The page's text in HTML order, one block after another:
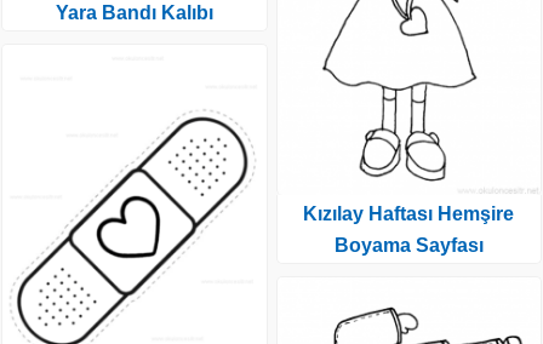
Yara Bandı Kalıbı
Kızılay Haftası Hemşire
Boyama Sayfası